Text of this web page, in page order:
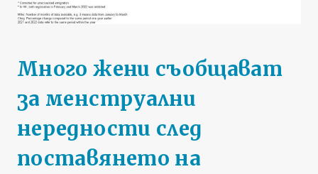
Много жени съобщават
за менструални
нередности след
поставянето на